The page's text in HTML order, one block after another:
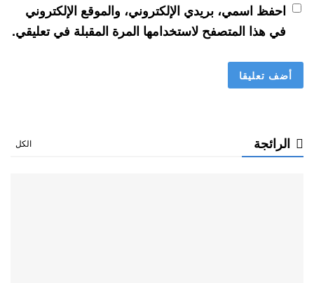
احفظ اسمي، بريدي الإلكتروني، والموقع الإلكتروني
في هذا المتصفح لاستخدامها المرة المقبلة في تعليقي.
الرائجة الكل